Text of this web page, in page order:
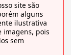
site são
alguns
ilustrativa
imagens, pois
sem